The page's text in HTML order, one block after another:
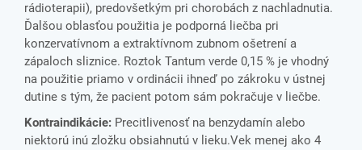
rádioterapii), predovšetkým pri chorobách z nachladnutia.
Ďalšou oblasťou použitia je podporná liečba pri
konzervatívnom a extraktívnom zubnom ošetrení a
zápaloch sliznice. Roztok Tantum verde 0,15 % je vhodný
na použitie priamo v ordinácii ihneď po zákroku v ústnej
dutine s tým, že pacient potom sám pokračuje v liečbe.
Kontraindikácie: Precitlivenosť na benzydamín alebo
niektorú inú zložku obsiahnutú v lieku.Vek menej ako 4